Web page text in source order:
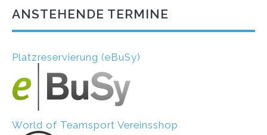
ANSTEHENDE TERMINE
Platzreservierung (eBuSy)
World of Teamsport Vereinsshop